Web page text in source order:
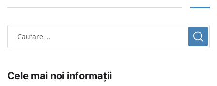
Cele mai noi informații